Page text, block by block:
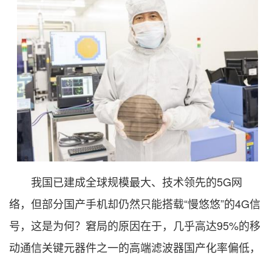
我国已建成全球规模最大、技术领先的5G网
络，但部分国产手机却仍然只能搭载“慢悠悠”的4G信
号，这是为何？窘局的原因在于，几乎高达95%的移
动通信关键元器件之一的高端滤波器国产化率偏低，